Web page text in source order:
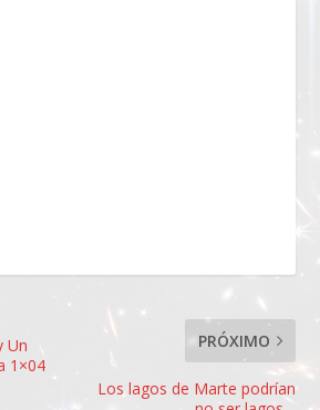
Un
1×04
PRÓXIMO
Los lagos de Marte podrían